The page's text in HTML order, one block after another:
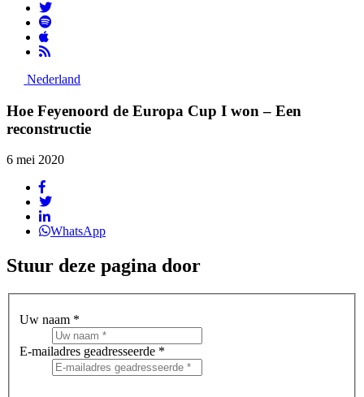
Nederland
Hoe Feyenoord de Europa Cup I won – Een
reconstructie
6 mei 2020
WhatsApp
Stuur deze pagina door
Uw naam *
E-mailadres geadresseerde *